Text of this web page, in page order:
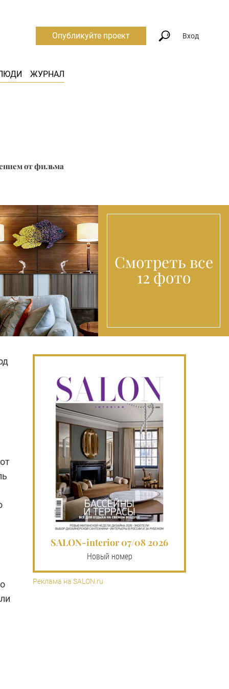
ЖУРНАЛ
Опубликуйте проект Вход
от фильма
Смотреть все
12 фото
SALON-interior 07/08 2026
Новый номер
Реклама на SALON.ru